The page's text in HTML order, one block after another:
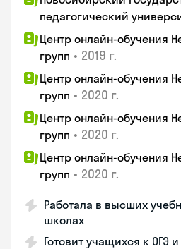
педагогический
Центр онлайн-обучения
групп • 2019 г.
Центр онлайн-обучения
групп • 2020 г.
Центр онлайн-обучения
групп • 2020 г.
Центр онлайн-обучения
групп • 2020 г.
Работала в высших
школах
Готовит учащихся к ОГЭ